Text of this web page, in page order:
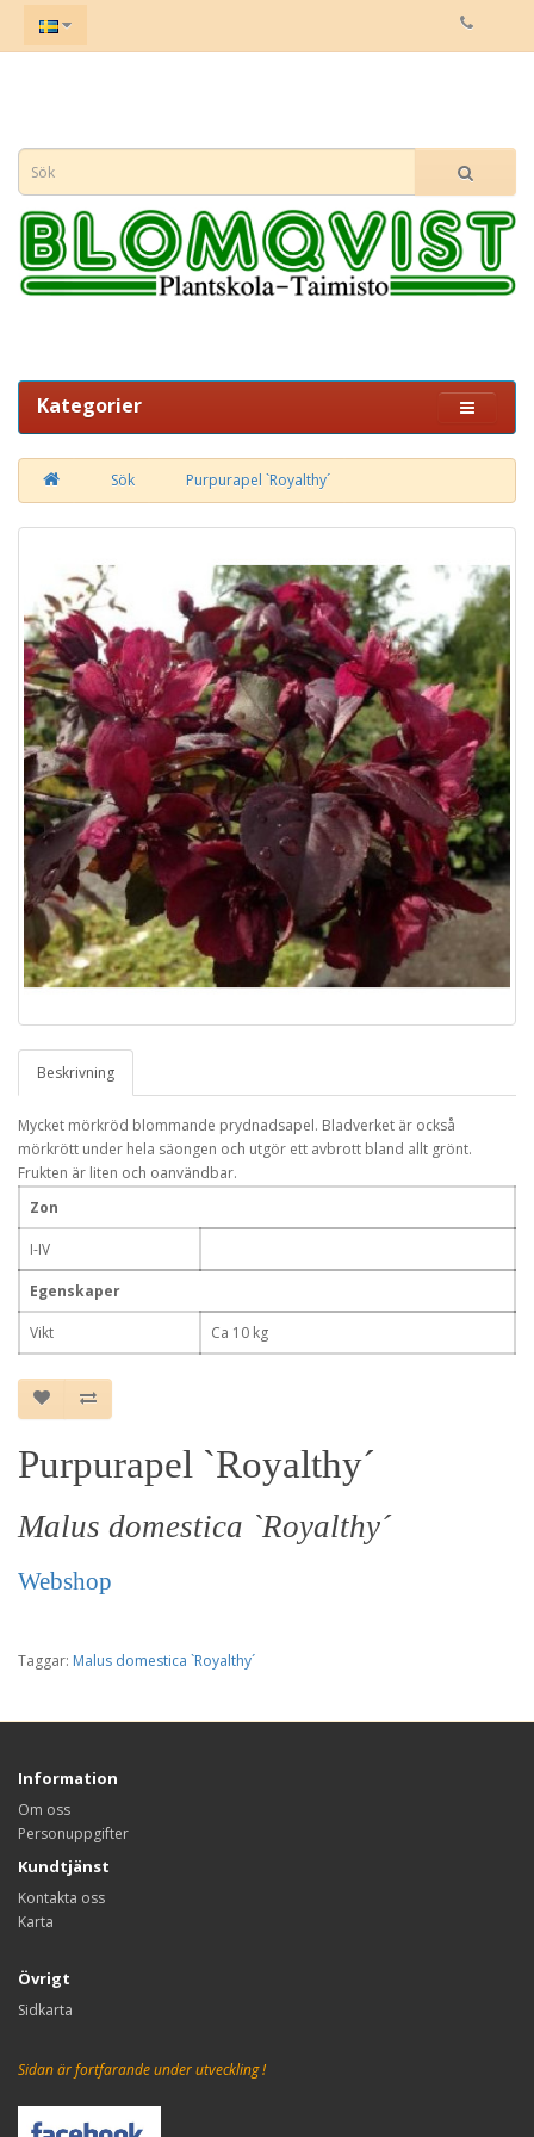
Kategorier
Sök Purpurapel `Royalthy´
Beskrivning
Mycket mörkröd blommande prydnadsapel. Bladverket är också
mörkrött under hela säongen och utgör ett avbrott bland allt grönt.
Frukten är liten och oanvändbar.
Zon
I-IV
Egenskaper
Vikt Ca 10 kg
Purpurapel `Royalthy´
Malus domestica `Royalthy´
Webshop
Taggar: Malus domestica `Royalthy´
Information
Om oss
Personuppgifter
Kundtjänst
Kontakta oss
Karta
Övrigt
Sidkarta
Sidan är fortfarande under utveckling !